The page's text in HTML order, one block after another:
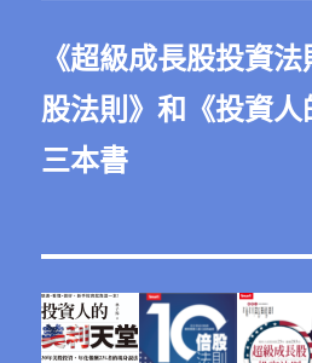
《超級成長股投資法
股法則 》和《投資人
三本書